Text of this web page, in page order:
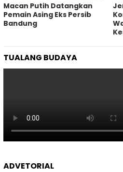
Macan Putih Datangkan
Pemain Asing Eks Persib
Bandung
TUALANG BUDAYA
ADVETORIAL